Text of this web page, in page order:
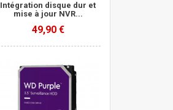
Intégration disque dur et
mise à jour NVR...
49,90 €